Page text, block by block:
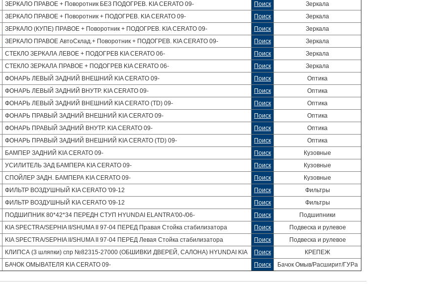
ЗЕРКАЛО ПРАВОЕ + Поворотник БЕЗ ПОДОГРЕВ. KIA CERATO 09- Поиск
Зеркала
ЗЕРКАЛО ПРАВОЕ + Поворотник + ПОДОГРЕВ. KIA CERATO 09- Поиск
Зеркала
ЗЕРКАЛО (КУПЕ) ПРАВОЕ + Поворотник + ПОДОГРЕВ. KIA CERATO 09- Поиск
Зеркала
ЗЕРКАЛО ПРАВОЕ АвтоСклад.+ Поворотник + ПОДОГРЕВ. KIA CERATO 09- Поиск
Зеркала
СТЕКЛО ЗЕРКАЛА ЛЕВОЕ + ПОДОГРЕВ KIA CERATO 06- Поиск
Зеркала
СТЕКЛО ЗЕРКАЛА ПРАВОЕ + ПОДОГРЕВ KIA CERATO 06- Поиск
Зеркала
ФОНАРЬ ЛЕВЫЙ ЗАДНИЙ ВНЕШНИЙ KIA CERATO 09- Поиск
Оптика
ФОНАРЬ ЛЕВЫЙ ЗАДНИЙ ВНУТР. KIA CERATO 09- Поиск
Оптика
ФОНАРЬ ЛЕВЫЙ ЗАДНИЙ ВНЕШНИЙ KIA CERATO (TD) 09- Поиск
Оптика
ФОНАРЬ ПРАВЫЙ ЗАДНИЙ ВНЕШНИЙ KIA CERATO 09- Поиск
Оптика
ФОНАРЬ ПРАВЫЙ ЗАДНИЙ ВНУТР. KIA CERATO 09- Поиск
Оптика
ФОНАРЬ ПРАВЫЙ ЗАДНИЙ ВНЕШНИЙ KIA CERATO (TD) 09- Поиск
Оптика
БАМПЕР ЗАДНИЙ KIA CERATO 09- Поиск
Кузовные
УСИЛИТЕЛЬ ЗАД БАМПЕРА KIA CERATO 09- Поиск
Кузовные
СПОЙЛЕР ЗАДН. БАМПЕРА KIA CERATO 09- Поиск
Кузовные
ФИЛЬТР ВОЗДУШНЫЙ KIA CERATO '09-12 Поиск
Фильтры
ФИЛЬТР ВОЗДУШНЫЙ KIA CERATO '09-12 Поиск
Фильтры
ПОДШИПНИК 80*42*34 ПЕРЕДН СТУП HYUNDAI ELANTRA'00-/06- Поиск
Подшипники
KIA SPECTRA/SEPHIA II/SHUMA II 97-04 ПЕРЕД Правая Стойка стабилизатора Поиск
Подвеска и рулевое
KIA SPECTRA/SEPHIA II/SHUMA II 97-04 ПЕРЕД Левая Стойка стабилизатора Поиск
Подвеска и рулевое
КЛИПСА (3 шляпки) спр №82315-27000 (ОБШИВКИ ДВЕРЕЙ, САЛОНА) HYUNDAI KIA Поиск
КРЕПЕЖ
БАЧОК ОМЫВАТЕЛЯ KIA CERATO 09- Поиск Бачок Омыв/Расширит/ГУРа